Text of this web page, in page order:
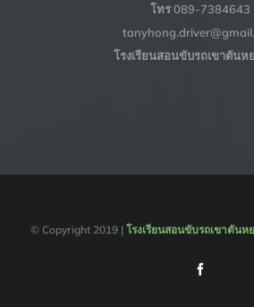
โทร 089-7384643
โรงเรียนสอนขับรถเขาตันห
© Copyright 2019 | โรงเรียนสอนขับรถเขาตันห